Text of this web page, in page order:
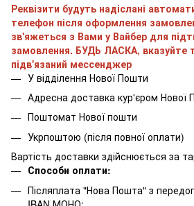
Реквізити будуть надіслані
телефон після оформлення
зв'яжеться з Вами у Вайбер для
замовлення. БУДЬ ЛАСКА, вказуйте
підв'язаний мессенджер
У відділення Нової Пошти
Адресна доставка кур'єром Нової
Поштомат Нової пошти
Укрпоштою (після повної оплати)
Вартість доставки здійснюється за
Способи оплати:
Післяплата "Нова Пошта" з